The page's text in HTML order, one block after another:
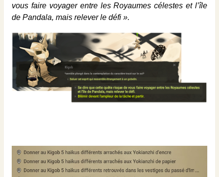
vous faire voyager entre les Royaumes célestes et l’île
de Pandala, mais relever le défi ».